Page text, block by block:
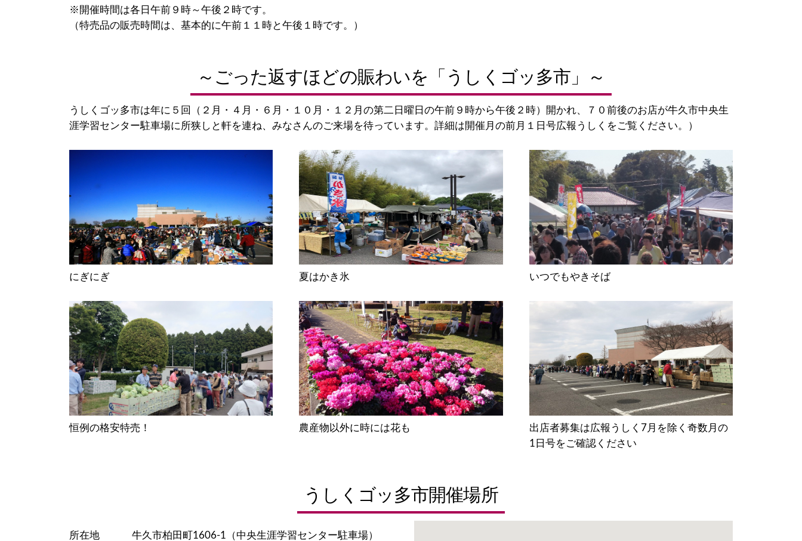
※開催時間は各日午前９時～午後２時です。
（特売品の販売時間は、基本的に午前１１時と午後１時です。）
～ごった返すほどの賑わいを「うしくゴッ多市」～
うしくゴッ多市は年に５回（２月・４月・６月・１０月・１２月の第二日曜日の午前９時から午後２時）開かれ、７０前後のお店が牛久市中央生
涯学習センター駐車場に所狭しと軒を連ね、みなさんのご来場を待っています。詳細は開催月の前月１日号広報うしくをご覧ください。）
にぎにぎ 夏はかき氷 いつでもやきそば
恒例の格安特売！ 農産物以外に時には花も
出店者募集は広報うしく7月を除く奇数月の
1日号をご確認ください
うしくゴッ多市開催場所
所在地 牛久市柏田町1606-1（中央生涯学習センター駐車場）